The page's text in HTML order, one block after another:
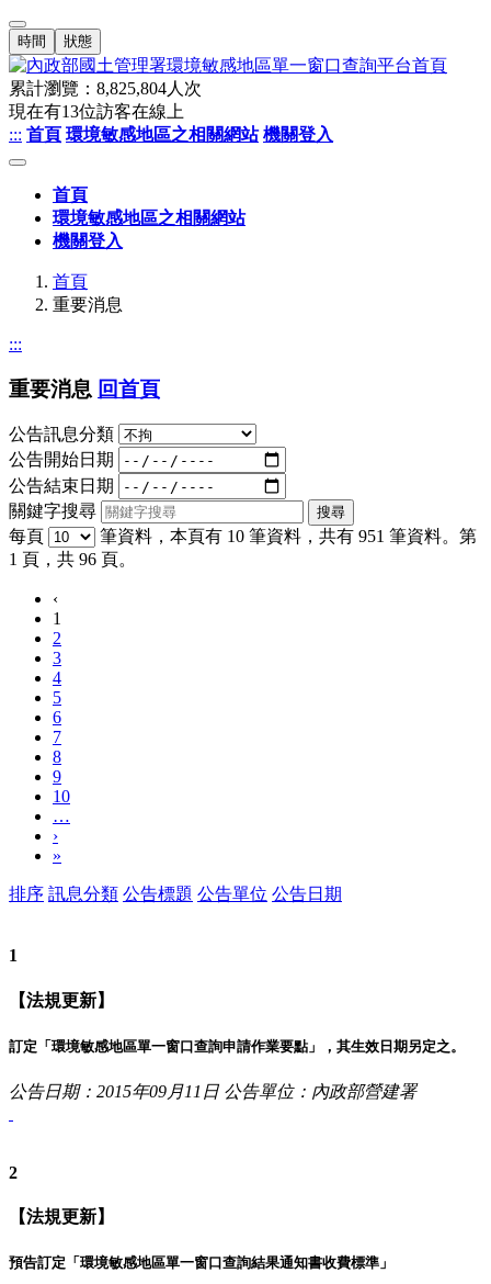
時間 狀態
累計瀏覽： 8,825,804人次
現在有13位訪客在線上
::: 首頁 環境敏感地區之相關網站 機關登入
首頁
環境敏感地區之相關網站
機關登入
首頁
重要消息
:::
重要消息 回首頁
公告訊息分類
公告開始日期
公告結束日期
關鍵字搜尋
每頁
筆資料，本頁有 10 筆資料，共有 951 筆資料。第
1 頁，共 96 頁。
‹
1
2
3
4
5
6
7
8
9
10
…
›
»
排序 訊息分類 公告標題 公告單位 公告日期
1
【法規更新】
訂定「環境敏感地區單一窗口查詢申請作業要點」，其生效日期另定之。
公告日期：2015年09月11日 公告單位：內政部營建署
2
【法規更新】
預告訂定「環境敏感地區單一窗口查詢結果通知書收費標準」